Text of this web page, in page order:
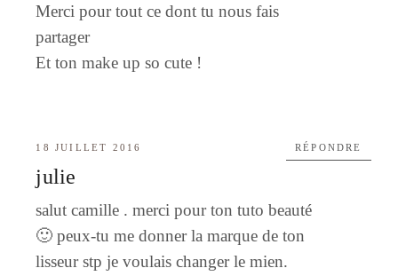
Merci pour tout ce dont tu nous fais
partager
Et ton make up so cute !
18 JUILLET 2016
julie
salut camille . merci pour ton tuto beauté
🙂 peux-tu me donner la marque de ton
lisseur stp je voulais changer le mien.
RÉPONDRE